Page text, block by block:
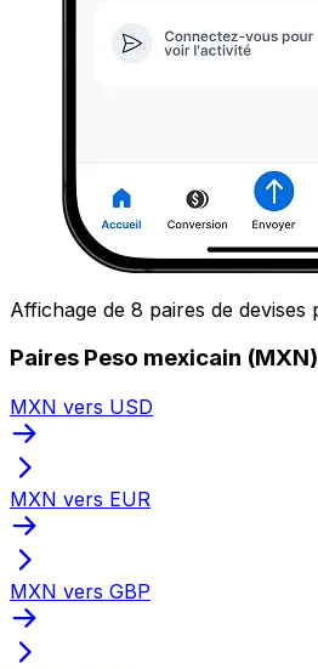
Affichage de 8 paires de devises
Paires Peso mexicain
MXN vers USD
MXN vers EUR
MXN vers GBP